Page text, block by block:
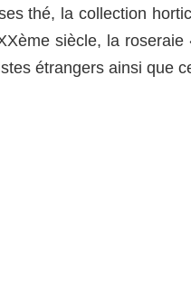
thé, la collection
siècle, la
étrangers ainsi que